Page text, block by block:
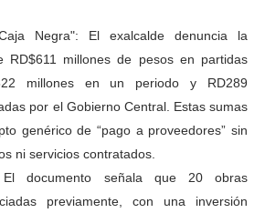
Negra": El exalcalde denuncia la
RD$611 millones de pesos en partidas
millones en un periodo y RD289
por el Gobierno Central. Estas sumas
genérico de “pago a proveedores” sin
ni servicios contratados.
El documento señala que 20 obras
previamente, con una inversión